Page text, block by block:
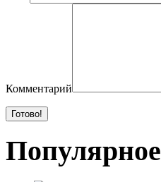
Комментарий
Популярное